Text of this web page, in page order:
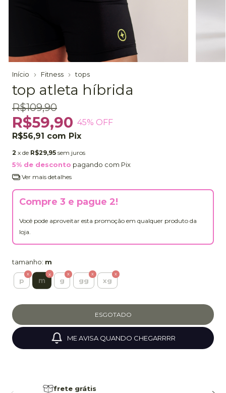
Início Fitness tops
top atleta híbrida
R$109,90
R$59,90 45% OFF
R$56,91 com Pix
2 x de R$29,95 sem juros
5% de desconto pagando com Pix
Ver mais detalhes
Compre 3 e pague 2!
Você pode aproveitar esta promoção em qualquer produto da
loja.
tamanho: m
p m g gg xg
ME AVISA QUANDO CHEGARRRR